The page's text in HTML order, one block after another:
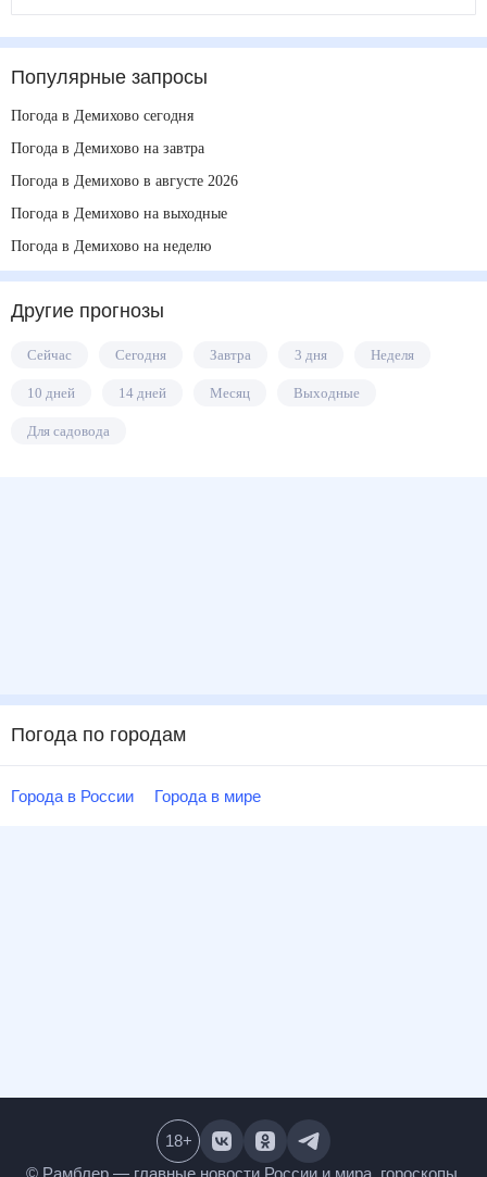
Популярные запросы
Погода в Демихово сегодня
Погода в Демихово на завтра
Погода в Демихово в августе 2026
Погода в Демихово на выходные
Погода в Демихово на неделю
Другие прогнозы
Сейчас Сегодня Завтра 3 дня Неделя
10 дней 14 дней Месяц Выходные
Для садовода
Погода по городам
Города в России Города в мире
18+